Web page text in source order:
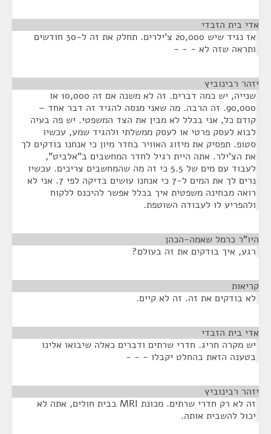
אדי בית הזבדי
אז נגיד שיש 20,000 צ'ילרים. תחלק את זה ל-30 חודשים
ותראה שזה לא - - -
יזהר רבינוביץ
שנייה, יש כמה דברים. זה לא משנה אם זה 10,000 או
90,000. זה הרבה. מה שאני מנסה להגיד זה דבר אחד –
קודם כל, אני בכלל לא מבין את הצד המשפטי. יש פה בעיה
לבוא לעסק פרטי או לעסק ממשלתי ולהגיד שמע, עכשיו
סטופ. תפסיק את מיזוג האוויר בחדר מיון כי אנחנו בודקים לך
את הצ'ילר. אתה היית רגיל לחדר המחשבים ב"אלביט",
לעבוד עם מים של 5.5 כי זה מה שהמחשבים צריכים. עכשיו
נרים לך את המים ל-7 כי אנחנו עושים בדיקה לפי 7. אני לא
רואה מבחינה משפטית איך בכלל אפשר להיכנס ללקוח
ולהפריע לו לעבודה השוטפת.
היו"ר כרמל שאמה-הכהן
רגע, איך בודקים את זה בעולם?
קריאות
לא בודקים את זה. זה לא קיים.
אדי בית הזבדי
יש מקרה חריג. חדרי שרתים ודברים כאלה שיבואו אלינו
בטענה הזאת בהחלט יקבלו - - -
יזהר רבינוביץ
זה לא רק חדרי שרתים. מכונת MRI בבית חולים, אתה לא
יכול להשבית אותה.